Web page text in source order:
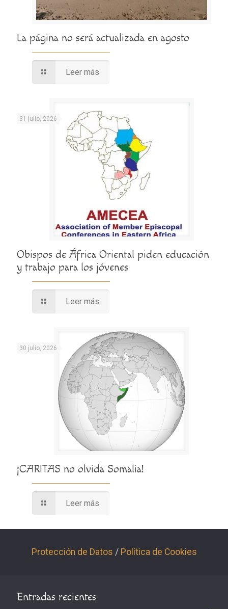
La página no será actualizada en agosto
Leer más
31 julio, 2026
Obispos de África Oriental piden educación
y trabajo para los jóvenes
Leer más
30 julio, 2026
¡CARITAS no olvida Somalia!
Leer más
Protección de Datos / Política de Cookies
Entradas recientes